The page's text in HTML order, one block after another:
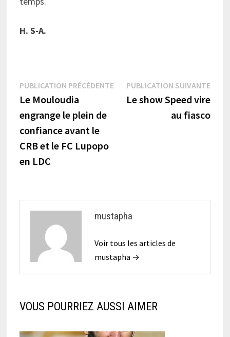
H. S-A.
Navigation
de
l’article
PUBLICATION PRÉCÉDENTEPublication
précédente :
Le Mouloudia
engrange le plein de
confiance avant le
CRB et le FC Lupopo
en LDC
PUBLICATION SUIVANTE
Le show Speed vire
au fiasco
mustapha
Voir tous les articles de
mustapha →
VOUS POURRIEZ AUSSI AIMER